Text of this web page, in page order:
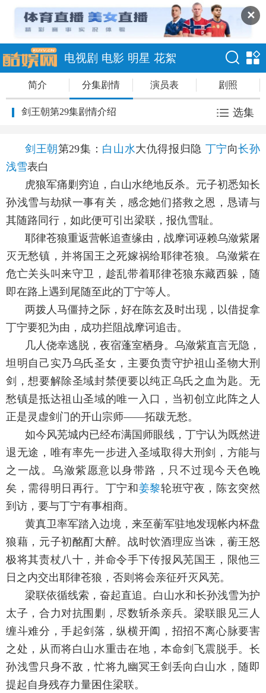
✕
电视剧 电影 明星 花絮
简介 分集剧情 演员表 剧照
剑王朝第29集剧情介绍 选集
剑王朝第29集： 白山水大仇得报归隐 丁宁向长孙
浅雪表白
虎狼军痛剿穷迫，白山水绝地反杀。元子初悉知长
孙浅雪与劫狱一事有关，感念她们搭救之恩，恳请与
其随路同行，如此便可引出梁联，报仇雪耻。
耶律苍狼重返营帐追查缘由，战摩诃诬赖乌潋紫屠
灭无愁镇，并将国王之死嫁祸给耶律苍狼。乌潋紫在
危亡关头叫来守卫，趁乱带着耶律苍狼东藏西躲，随
即在路上遇到尾随至此的丁宁等人。
两拨人马僵持之际，好在陈玄及时出现，以借捉拿
丁宁要犯为由，成功拦阻战摩诃追击。
几人侥幸逃脱，夜宿蓬室栖身。乌潋紫直言无隐，
坦明自己实乃乌氏圣女，主要负责守护祖山圣物大刑
剑，想要解除圣域封禁便要以纯正乌氏之血为匙。无
愁镇是抵达祖山圣域的唯一入口，当初创立此阵之人
正是灵虚剑门的开山宗师——拓跋无愁。
如今风芜城内已经布满国师眼线，丁宁认为既然进
退无途，唯有率先一步进入圣域取得大刑剑，方能与
之一战。乌潋紫愿意以身带路，只不过现今天色晚
矣，需得明日再行。丁宁和姜黎轮班守夜，陈玄突然
到访，要与丁宁有事相商。
黄真卫率军踏入边境，来至蘅军驻地发现帐内杯盘
狼藉，元子初酩酊大醉。战时饮酒理应当诛，蘅王怒
极将其责杖八十，并命令手下传报风芜国王，限他三
日之内交出耶律苍狼，否则将会亲征歼灭风芜。
梁联依循线索，奋起直追。白山水和长孙浅雪为护
太子，合力对抗围剿，尽数斩杀亲兵。梁联眼见三人
缠斗难分，手起剑落，纵横开阖，招招不离心脉要害
之处，从而将白山水重击在地，本命剑飞震脱手。长
孙浅雪只身不敌，忙将九幽冥王剑丢向白山水，随即
提起自身残存力量困住梁联。